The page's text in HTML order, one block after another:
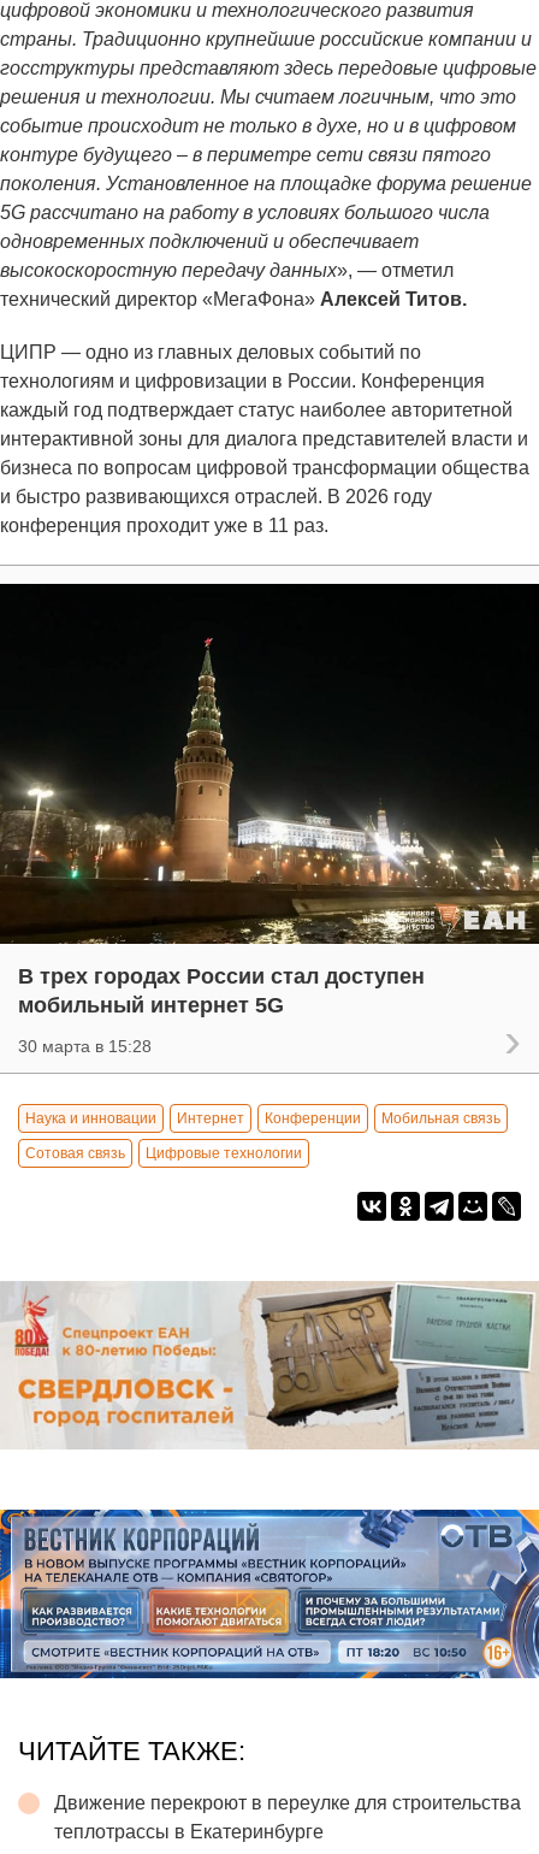
цифровой экономики и технологического развития
страны. Традиционно крупнейшие российские компании и
госструктуры представляют здесь передовые цифровые
решения и технологии. Мы считаем логичным, что это
событие происходит не только в духе, но и в цифровом
контуре будущего – в периметре сети связи пятого
поколения. Установленное на площадке форума решение
5G рассчитано на работу в условиях большого числа
одновременных подключений и обеспечивает
высокоскоростную передачу данных», — отметил
технический директор «МегаФона» Алексей Титов.
ЦИПР — одно из главных деловых событий по
технологиям и цифровизации в России. Конференция
каждый год подтверждает статус наиболее авторитетной
интерактивной зоны для диалога представителей власти и
бизнеса по вопросам цифровой трансформации общества
и быстро развивающихся отраслей. В 2026 году
конференция проходит уже в 11 раз.
В трех городах России стал доступен
мобильный интернет 5G
30 марта в 15:28
Наука и инновации Интернет Конференции Мобильная связь
Сотовая связь Цифровые технологии
ЧИТАЙТЕ ТАКЖЕ:
Движение перекроют в переулке для строительства
теплотрассы в Екатеринбурге